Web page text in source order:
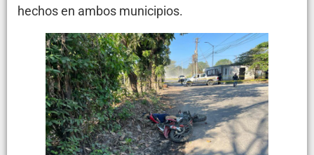
hechos en ambos municipios.